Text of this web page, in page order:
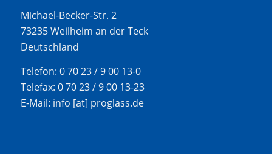
Michael-Becker-Str. 2
73235 Weilheim an der Teck
Deutschland
Telefon: 0 70 23 / 9 00 13-0
Telefax: 0 70 23 / 9 00 13-23
E-Mail: info [at] proglass.de